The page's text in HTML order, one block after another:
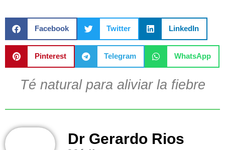
Facebook Twitter LinkedIn
Pinterest Telegram WhatsApp
Té natural para aliviar la fiebre
Dr Gerardo Rios